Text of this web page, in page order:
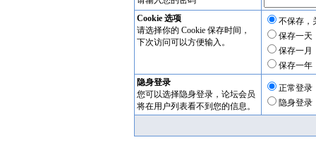
Cookie 选项
请选择你的 Cookie 保存时间，
下次访问可以方便输入。
不保存，
保存一天
保存一月
保存一年
隐身登录
您可以选择隐身登录，论坛会员
将在用户列表看不到您的信息。
正常登录
隐身登录